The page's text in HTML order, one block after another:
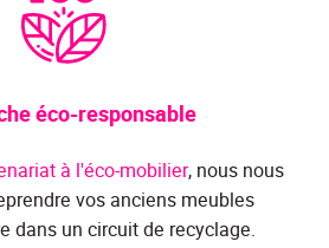
éco-responsable
à l'éco-mobilier, nous nous
vos anciens meubles
dans un circuit de recyclage.